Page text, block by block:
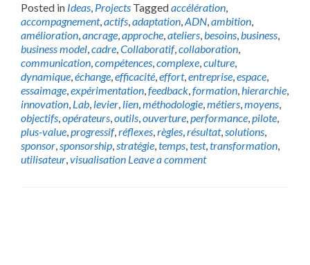
Posted in Ideas, Projects Taggedaccélération,
accompagnement,actifs,adaptation,ADN,ambition,
amélioration,ancrage,approche,ateliers,besoins,business,
business model,cadre,Collaboratif,collaboration,
communication,compétences,complexe,culture,
dynamique,échange,efficacité,effort,entreprise,espace,
essaimage,expérimentation,feedback,formation,hierarchie,
innovation, Lab, levier, lien,méthodologie,métiers,moyens,
objectifs,opérateurs,outils,ouverture,performance,pilote,
plus-value,progressif,réflexes,règles,résultat,solutions,
sponsor,sponsorship,stratégie,temps,test,transformation,
utilisateur,visualisation Leave a comment